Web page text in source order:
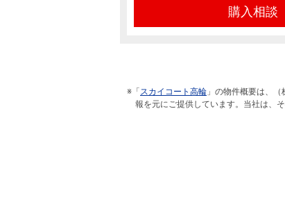
購入相談
※「 スカイコート高輪 」の物件概要は、
報を元にご提供しています。当社は、